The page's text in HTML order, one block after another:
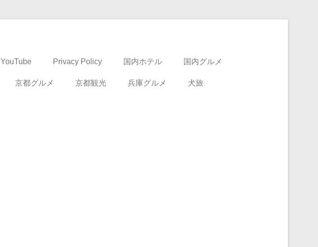
YouTube Privacy Policy 国内ホテル 国内グルメ
京都グルメ 京都観光 兵庫グルメ 犬旅